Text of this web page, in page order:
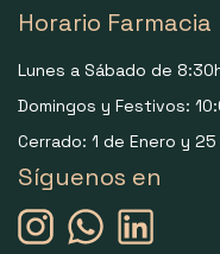
Horario Farmacia
Lunes a Sábado de
Domingos y Festivos:
Cerrado: 1 de Enero y
Síguenos en